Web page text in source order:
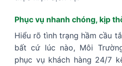
Phục vụ nhanh chóng, kịp
Hiểu rõ tình trạng hầm cầu
bất cứ lúc nào, Môi
phục vụ khách hàng 24/7